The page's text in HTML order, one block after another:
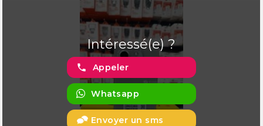
Intéressé(e) ?
phone Appeler
Whatsapp
Envoyer un sms